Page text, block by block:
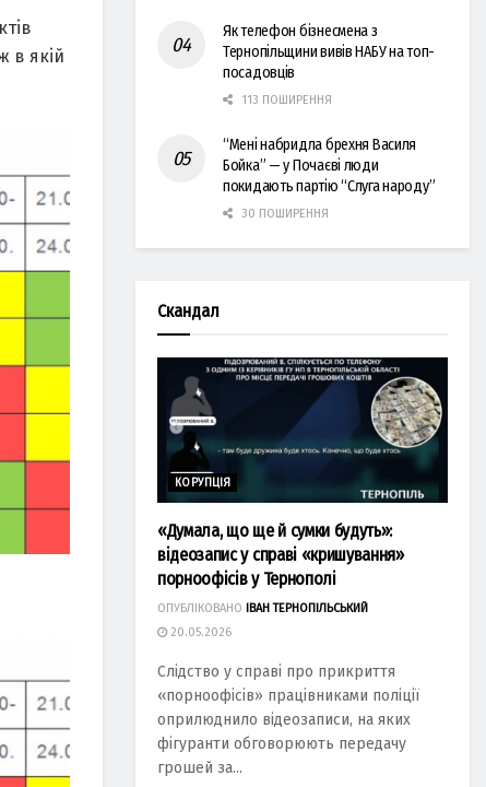
в якiй
Як телефон бізнесмена з
Тернопільщини вивів НАБУ на топ-
посадовців
113 ПОШИРЕННЯ
“Мені набридла брехня Василя
Бойка” — у Почаєві люди
покидають партію “Слуга народу”
30 ПОШИРЕННЯ
Скандал
КОРУПЦІЯ
«Думала, що ще й сумки будуть»:
відеозапис у справі «кришування»
порноофісів у Тернополі
ОПУБЛІКОВАНО
ІВАН ТЕРНОПІЛЬСЬКИЙ
20.05.2026
Слідство у справі про прикриття
«порноофісів» працівниками поліції
оприлюднило відеозаписи, на яких
фігуранти обговорюють передачу
грошей за...